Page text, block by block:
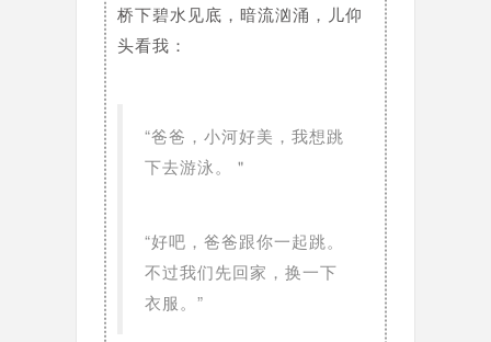
桥下碧水见底，暗流汹涌，儿仰
头看我：
“爸爸，小河好美，我想跳
下去游泳。＂
“好吧，爸爸跟你一起跳。
不过我们先回家，换一下
衣服。”